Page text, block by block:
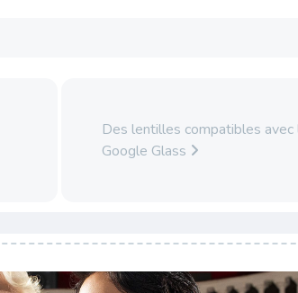
Des lentilles compatibles avec
Google Glass